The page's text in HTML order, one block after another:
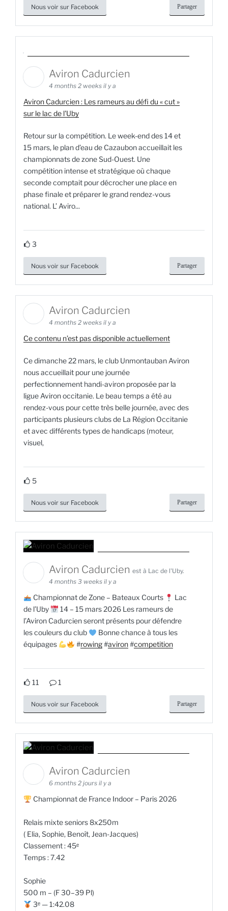
Nous voir sur Facebook Partager
Aviron Cadurcien
4 months 2 weeks il y a
Aviron Cadurcien : Les rameurs au défi du « cut »
sur le lac de l'Uby
Retour sur la compétition. Le week-end des 14 et
15 mars, le plan d’eau de Cazaubon accueillait les
championnats de zone Sud-Ouest. Une
compétition intense et stratégique où chaque
seconde comptait pour décrocher une place en
phase finale et préparer le grand rendez-vous
national. L’ Aviro...
3
Nous voir sur Facebook Partager
Aviron Cadurcien
4 months 2 weeks il y a
Ce contenu n’est pas disponible actuellement
Ce dimanche 22 mars, le club Unmontauban Aviron
nous accueillait pour une journée
perfectionnement handi-aviron proposée par la
ligue Aviron occitanie. Le beau temps a été au
rendez-vous pour cette très belle journée, avec des
participants plusieurs clubs de La Région Occitanie
et avec différents types de handicaps (moteur,
visuel,
5
Nous voir sur Facebook Partager
Aviron Cadurcien est à Lac de l'Uby.
4 months 3 weeks il y a
Championnat de Zone – Bateaux Courts
Lac
de l’Uby
14 – 15 mars 2026 Les rameurs de
l’Aviron Cadurcien seront présents pour défendre
les couleurs du club
Bonne chance à tous les
équipages
#rowing#aviron#competition
11 1
Nous voir sur Facebook Partager
Aviron Cadurcien
6 months 2 jours il y a
Championnat de France Indoor – Paris 2026
Relais mixte seniors 8x250m
( Elia, Sophie, Benoît, Jean-Jacques)
Classement : 45ᵉ
Temps : 7.42
Sophie
500 m – (F 30–39 Pl)
3ᵉ — 1:42.08